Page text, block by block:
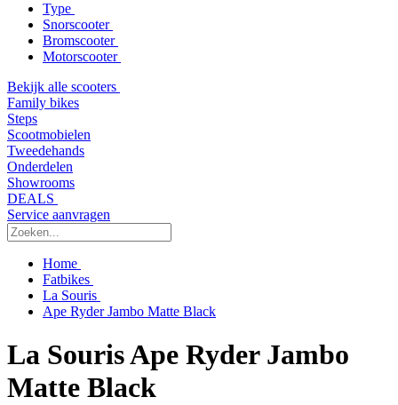
Type
Snorscooter
Bromscooter
Motorscooter
Bekijk alle scooters
Family bikes
Steps
Scootmobielen
Tweedehands
Onderdelen
Showrooms
DEALS
Service aanvragen
Home
Fatbikes
La Souris
Ape Ryder Jambo Matte Black
La Souris Ape Ryder Jambo
Matte Black